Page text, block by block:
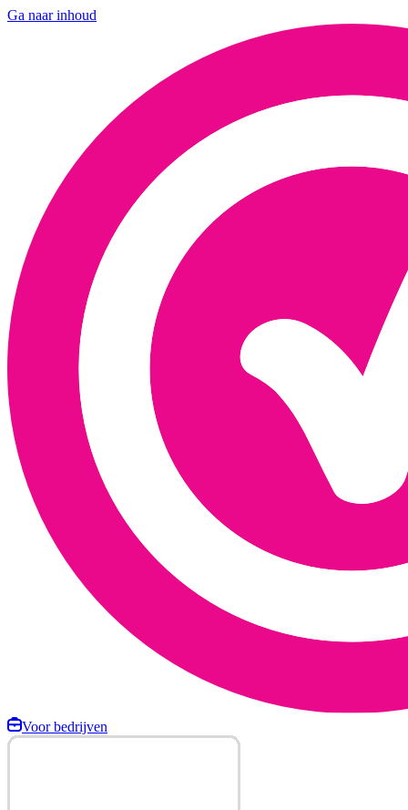
Ga naar inhoud
Voor bedrijven